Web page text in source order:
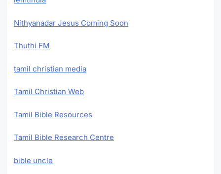
Nithyanadar Jesus Coming Soon
Thuthi FM
tamil christian media
Tamil Christian Web
Tamil Bible Resources
Tamil Bible Research Centre
bible uncle